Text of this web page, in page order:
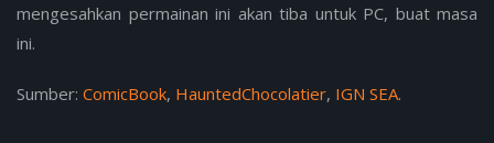
mengesahkan permainan ini akan tiba untuk PC, buat masa
ini.
Sumber: ComicBook, HauntedChocolatier, IGN SEA.